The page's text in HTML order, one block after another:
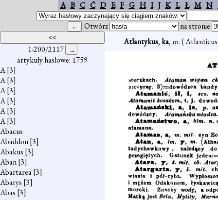
A B C Ć D E F G H I J K L Ł M N
Otwórz na stronie
1-200/2117
artykuły hasłowe: 1759
A[3]
A[3]
A[3]
A[3]
A[3]
A[3]
Abacus
Abaddon[3]
Abakus [3]
Aban[3]
Abartarea[3]
Abarys [3]
Abas [3]
Atlantykus,ka,m.(